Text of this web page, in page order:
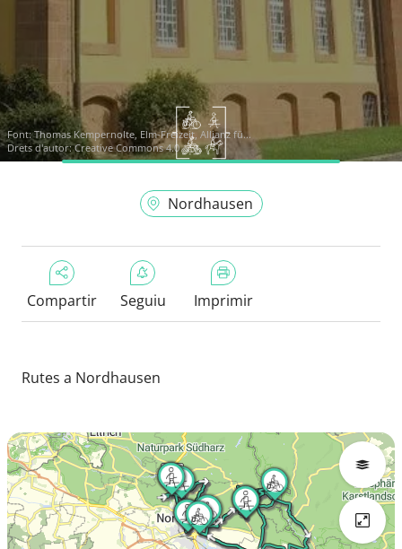
Font:Thomas Kempernolte, Elm-Freizeit, Allianz fü...
Drets d'autor: Creative Commons 4.0
Nordhausen
Compartir Seguiu Imprimir
Rutes a Nordhausen